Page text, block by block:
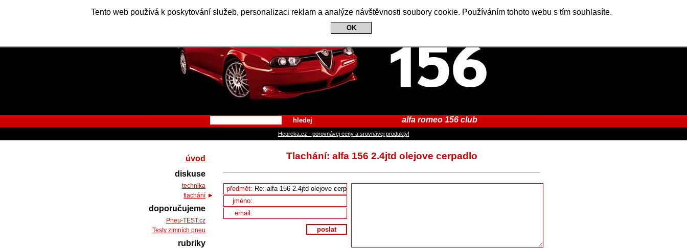
Tento web používá k poskytování služeb, personalizaci reklam a analýze návštěvnosti soubory cookie. Používáním tohoto webu s tím souhlasíte.
OK
Alfa Romeo 156 Club
hledej alfa romeo 156 club
Heureka.cz - porovnávej ceny a srovnávej produkty!
Tlachání: alfa 156 2.4jtd olejove cerpadlo
předmět:
jméno:
email:
poslat
úvod
diskuse
technika
tlachání
doporučujeme
Pneu-TEST.cz
Testy zimních pneu
rubriky